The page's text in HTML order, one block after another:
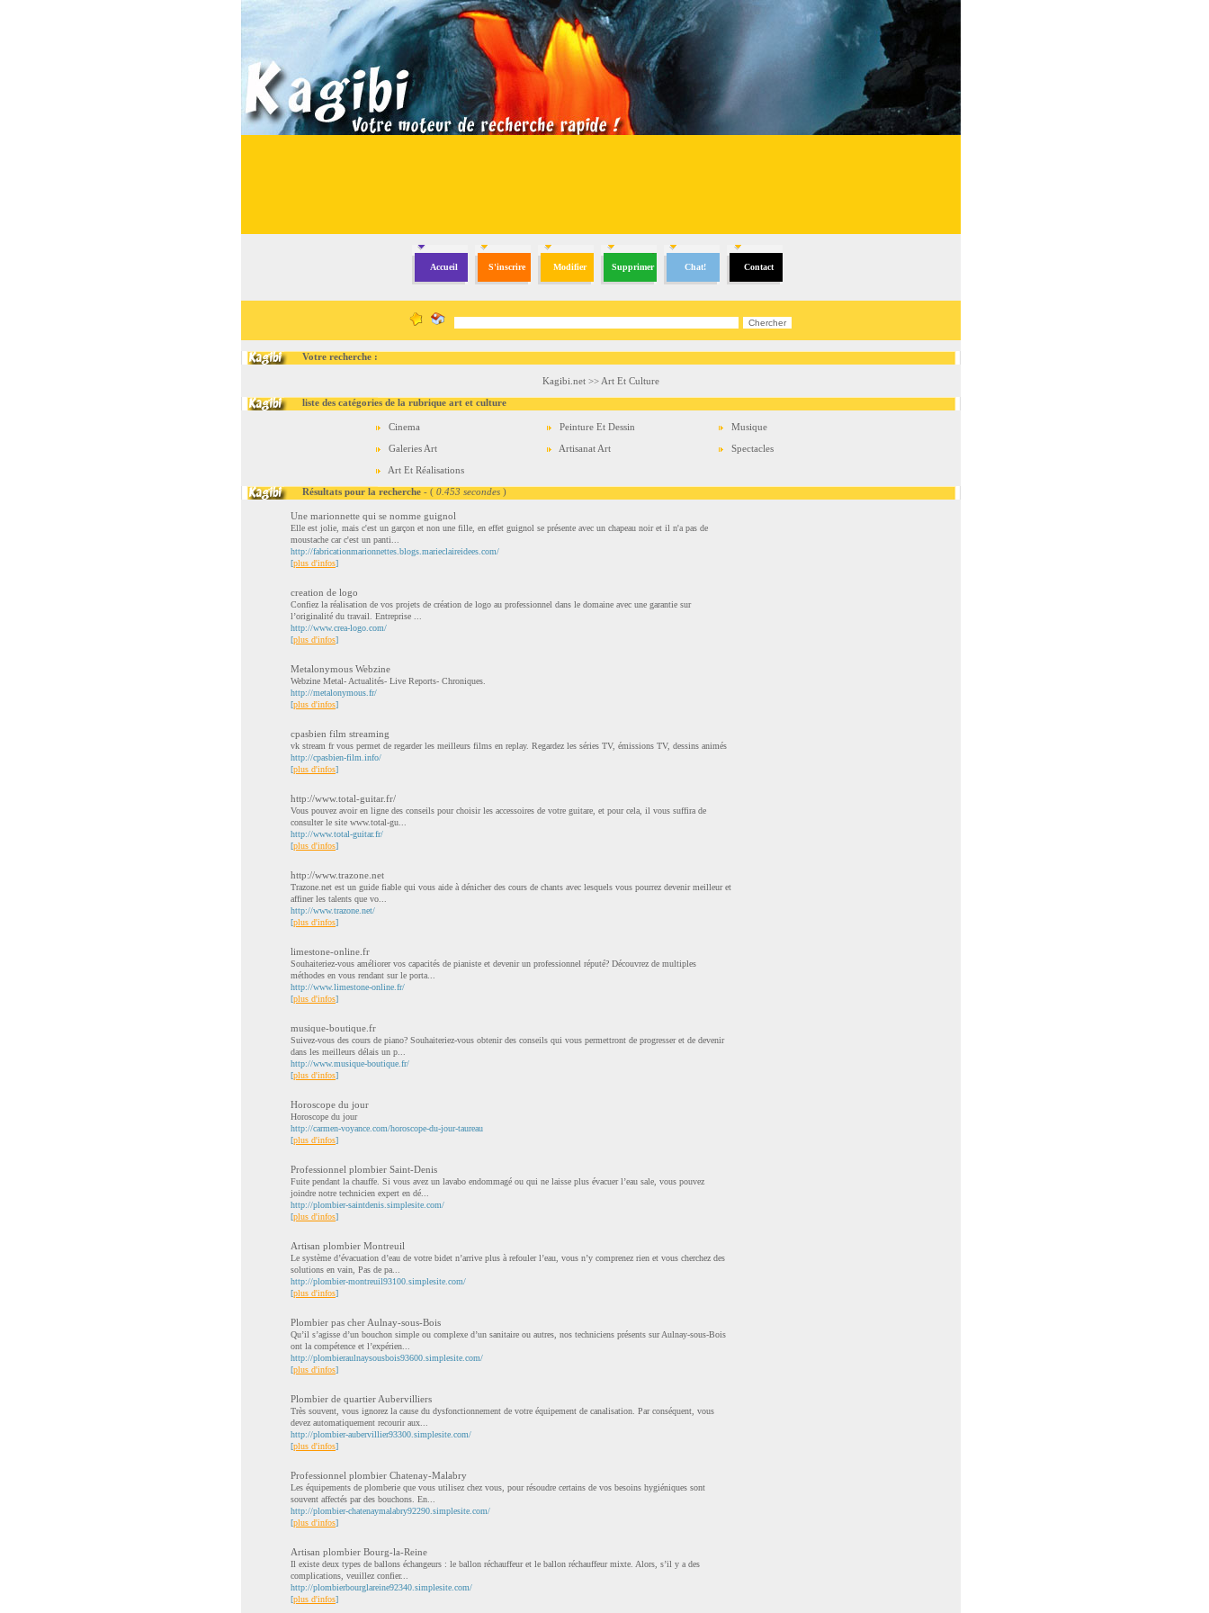
Accueil S'inscrire Modifier Supprimer Chat! Contact
Votre recherche :
Kagibi.net >> Art Et Culture
liste des catégories de la rubrique art et culture
Cinema Peinture Et Dessin
Musique
Galeries Art
Artisanat Art
Spectacles
Art Et Réalisations
Résultats pour la recherche - ( 0.453 secondes )
Une marionnette qui se nomme guignol
Elle est jolie, mais c'est un garçon et non une fille, en effet guignol se présente avec un chapeau noir et il n'a pas de
moustache car c'est un panti...
http://fabricationmarionnettes.blogs.marieclaireidees.com/
[plus d'infos]
creation de logo
Confiez la réalisation de vos projets de création de logo au professionnel dans le domaine avec une garantie sur
l’originalité du travail. Entreprise ...
http://www.crea-logo.com/
[plus d'infos]
Metalonymous Webzine
Webzine Metal- Actualités- Live Reports- Chroniques.
http://metalonymous.fr/
[plus d'infos]
cpasbien film streaming
vk stream fr vous permet de regarder les meilleurs films en replay. Regardez les séries TV, émissions TV, dessins animés
http://cpasbien-film.info/
[plus d'infos]
http://www.total-guitar.fr/
Vous pouvez avoir en ligne des conseils pour choisir les accessoires de votre guitare, et pour cela, il vous suffira de
consulter le site www.total-gu...
http://www.total-guitar.fr/
[plus d'infos]
http://www.trazone.net
Trazone.net est un guide fiable qui vous aide à dénicher des cours de chants avec lesquels vous pourrez devenir meilleur et
affiner les talents que vo...
http://www.trazone.net/
[plus d'infos]
limestone-online.fr
Souhaiteriez-vous améliorer vos capacités de pianiste et devenir un professionnel réputé? Découvrez de multiples
méthodes en vous rendant sur le porta...
http://www.limestone-online.fr/
[plus d'infos]
musique-boutique.fr
Suivez-vous des cours de piano? Souhaiteriez-vous obtenir des conseils qui vous permettront de progresser et de devenir
dans les meilleurs délais un p...
http://www.musique-boutique.fr/
[plus d'infos]
Horoscope du jour
Horoscope du jour
http://carmen-voyance.com/horoscope-du-jour-taureau
[plus d'infos]
Professionnel plombier Saint-Denis
Fuite pendant la chauffe. Si vous avez un lavabo endommagé ou qui ne laisse plus évacuer l’eau sale, vous pouvez
joindre notre technicien expert en dé...
http://plombier-saintdenis.simplesite.com/
[plus d'infos]
Artisan plombier Montreuil
Le système d’évacuation d’eau de votre bidet n’arrive plus à refouler l’eau, vous n’y comprenez rien et vous cherchez des
solutions en vain, Pas de pa...
http://plombier-montreuil93100.simplesite.com/
[plus d'infos]
Plombier pas cher Aulnay-sous-Bois
Qu’il s’agisse d’un bouchon simple ou complexe d’un sanitaire ou autres, nos techniciens présents sur Aulnay-sous-Bois
ont la compétence et l’expérien...
http://plombieraulnaysousbois93600.simplesite.com/
[plus d'infos]
Plombier de quartier Aubervilliers
Très souvent, vous ignorez la cause du dysfonctionnement de votre équipement de canalisation. Par conséquent, vous
devez automatiquement recourir aux...
http://plombier-aubervillier93300.simplesite.com/
[plus d'infos]
Professionnel plombier Chatenay-Malabry
Les équipements de plomberie que vous utilisez chez vous, pour résoudre certains de vos besoins hygiéniques sont
souvent affectés par des bouchons. En...
http://plombier-chatenaymalabry92290.simplesite.com/
[plus d'infos]
Artisan plombier Bourg-la-Reine
Il existe deux types de ballons échangeurs : le ballon réchauffeur et le ballon réchauffeur mixte. Alors, s’il y a des
complications, veuillez confier...
http://plombierbourglareine92340.simplesite.com/
[plus d'infos]